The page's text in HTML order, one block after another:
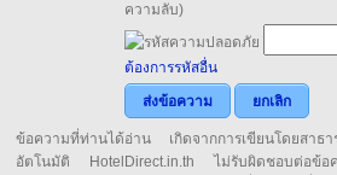
ความลับ)
ต้องการรหัสอื่น
ส่งข้อความ
ยกเลิก
ข้อความที่ท่านได้อ่าน เกิดจากการเขียนโดยสา
อัตโนมัติ HotelDirect.in.th ไม่รับผิดชอบต่อข้อ